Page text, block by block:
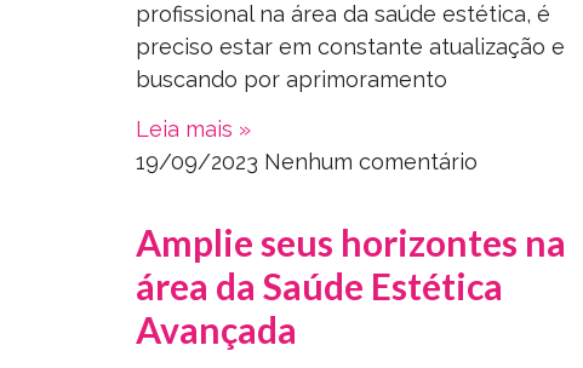
profissional na área da saúde estética, é
preciso estar em constante atualização e
buscando por aprimoramento
Leia mais »
19/09/2023 Nenhum comentário
Amplie seus horizontes na
área da Saúde Estética
Avançada